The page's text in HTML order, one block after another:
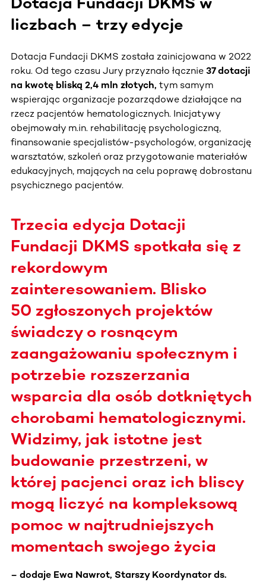
liczbach – trzy edycje
Dotacja Fundacji DKMS została zainicjowana w 2022
roku. Od tego czasu Jury przyznało łącznie 37 dotacji
na kwotę bliską 2,4 mln złotych, tym samym
wspierając organizacje pozarządowe działające na
rzecz pacjentów hematologicznych. Inicjatywy
obejmowały m.in. rehabilitację psychologiczną,
finansowanie specjalistów-psychologów, organizację
warsztatów, szkoleń oraz przygotowanie materiałów
edukacyjnych, mających na celu poprawę dobrostanu
psychicznego pacjentów.
Trzecia edycja Dotacji
Fundacji DKMS spotkała się z
rekordowym
zainteresowaniem. Blisko
50 zgłoszonych projektów
świadczy o rosnącym
zaangażowaniu społecznym i
potrzebie rozszerzania
wsparcia dla osób dotkniętych
chorobami hematologicznymi.
Widzimy, jak istotne jest
budowanie przestrzeni, w
której pacjenci oraz ich bliscy
mogą liczyć na kompleksową
pomoc w najtrudniejszych
momentach swojego życia
– dodaje Ewa Nawrot, Starszy Koordynator ds.